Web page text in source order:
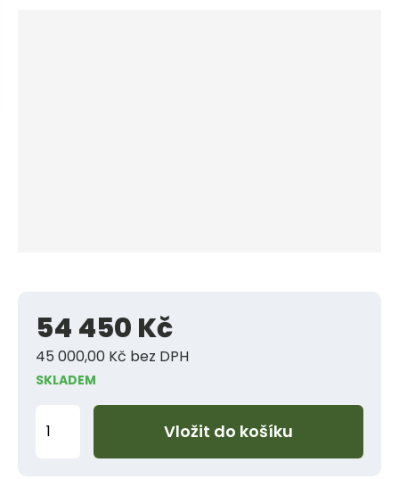
54 450 Kč
45 000,00 Kč bez DPH
SKLADEM
m
Vložit do košíku